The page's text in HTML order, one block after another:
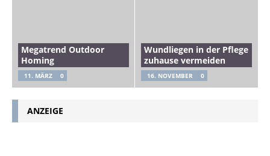
Megatrend Outdoor
Homing
11. MÄRZ 0
Wundliegen in der Pflege
zuhause vermeiden
16. NOVEMBER 0
ANZEIGE